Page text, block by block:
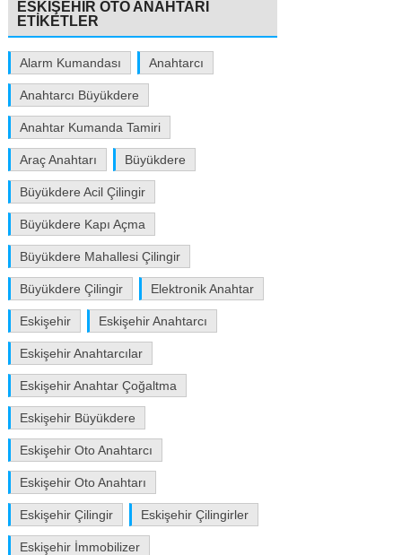
ESKIŞEHIR OTO ANAHTARI
ETIKETLER
Alarm Kumandası Anahtarcı
Anahtarcı Büyükdere
Anahtar Kumanda Tamiri
Araç Anahtarı Büyükdere
Büyükdere Acil Çilingir
Büyükdere Kapı Açma
Büyükdere Mahallesi Çilingir
Büyükdere Çilingir Elektronik Anahtar
Eskişehir Eskişehir Anahtarcı
Eskişehir Anahtarcılar
Eskişehir Anahtar Çoğaltma
Eskişehir Büyükdere
Eskişehir Oto Anahtarcı
Eskişehir Oto Anahtarı
Eskişehir Çilingir Eskişehir Çilingirler
Eskişehir İmmobilizer